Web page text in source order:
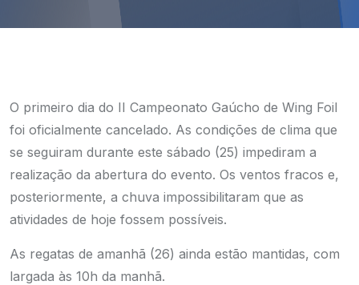
O primeiro dia do II Campeonato Gaúcho de Wing Foil
foi oficialmente cancelado. As condições de clima que
se seguiram durante este sábado (25) impediram a
realização da abertura do evento. Os ventos fracos e,
posteriormente, a chuva impossibilitaram que as
atividades de hoje fossem possíveis.
As regatas de amanhã (26) ainda estão mantidas, com
largada às 10h da manhã.